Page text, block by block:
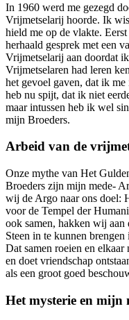
In 1960 werd me gezegd
Vrijmetselarij hoorde. Ik
hield me op de vlakte.
herhaald gesprek met een
Vrijmetselarij aan doordat
Vrijmetselaren had leren
het gevoel gaven, dat ik
heb nu spijt, dat ik niet
maar intussen heb ik wel
mijn Broeders.
Arbeid van de
Onze mythe van Het
Broeders zijn mijn mede-
wij de Argo naar ons doel:
voor de Tempel der
ook samen, hakken wij
Steen in te kunnen
Dat samen roeien en
en doet vriendschap
als een groot goed
Het mysterie en mijn